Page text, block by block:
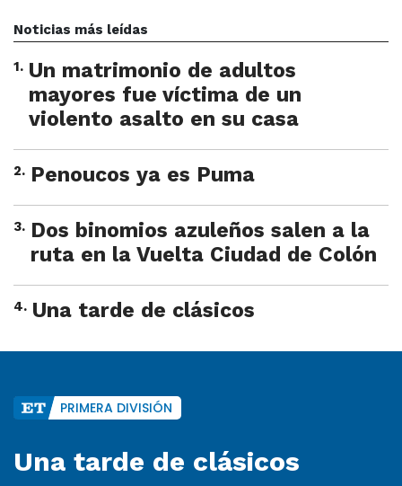
Noticias más leídas
1. Un matrimonio de adultos
mayores fue víctima de un
violento asalto en su casa
2. Penoucos ya es Puma
3. Dos binomios azuleños salen a la
ruta en la Vuelta Ciudad de Colón
4. Una tarde de clásicos
PRIMERA DIVISIÓN
Una tarde de clásicos